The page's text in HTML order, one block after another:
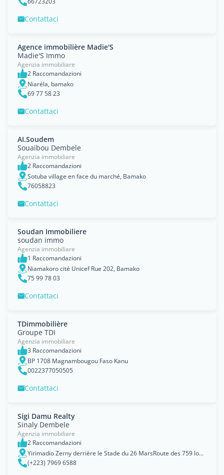
Contattaci
Agence immobilière Madie'S
Madie'S Immo
Agenzia immobiliare
2 Raccomandazioni
Niaréla, bamako
69 77 58 23
Contattaci
AI.Soudem
Souaïbou Dembele
Agenzia immobiliare
2 Raccomandazioni
Sotuba village en face du marché, Bamako
76058823
Contattaci
Soudan Immobiliere
soudan immo
Agenzia immobiliare
1 Raccomandazioni
Niamakoro cité Unicef Rue 202, Bamako
75 99 78 03
Contattaci
TDimmobilière
Groupe TDI
Agenzia immobiliare
3 Raccomandazioni
BP 1708 Magnambougou Faso Kanu
0022377050505
Contattaci
Sigi Damu Realty
Sinaly Dembele
Agenzia immobiliare
2 Raccomandazioni
Yirimadio Zerny derrière le Stade du 26 MarsRoute des 759 logements
(+223) 7969 6588